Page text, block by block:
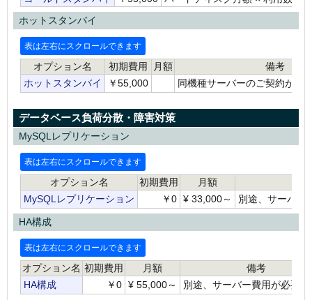
ホットスタンバイ
オプション名 初期費用 月額
備考
ホットスタンバイ
￥55,000 同機種サーバーのご契約が必
データベース負荷分散・障害対策
MySQLレプリケーション
オプション名 初期費用 月額
MySQLレプリケーション
￥0 ¥ 33,000～ 別途、サーバー
HA構成
オプション名 初期費用 月額
備考
HA構成
￥0 ¥ 55,000～ 別途、サーバー費用が必要